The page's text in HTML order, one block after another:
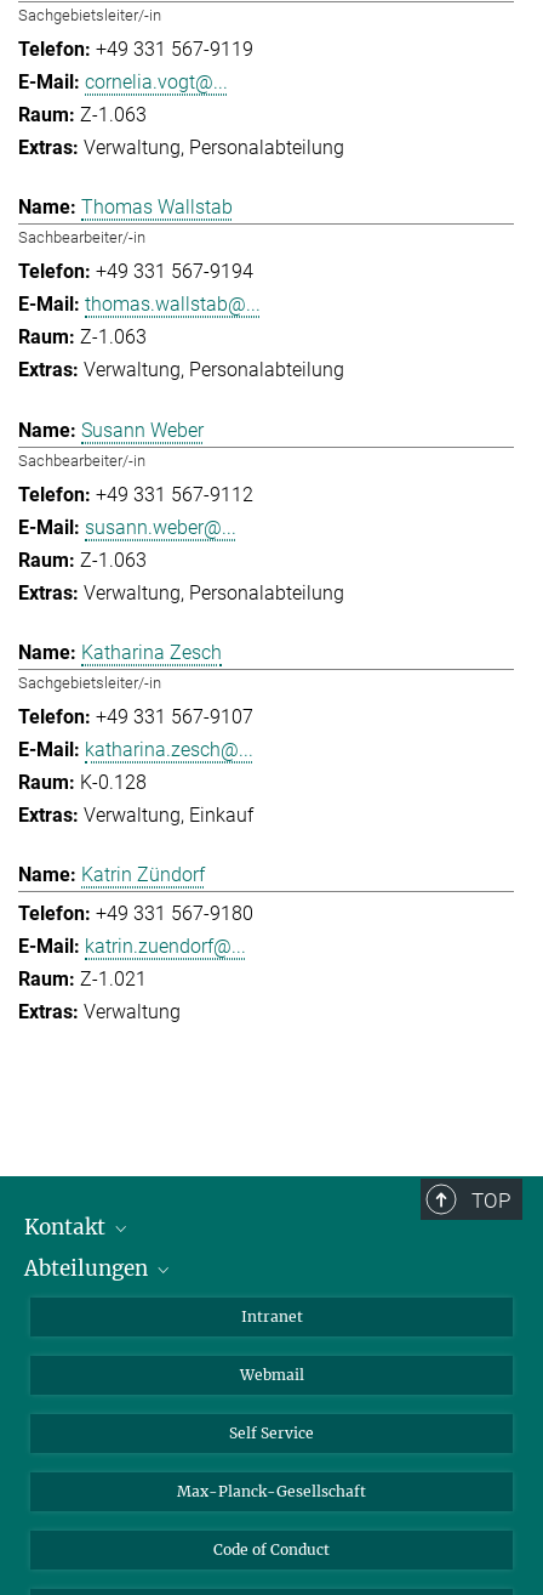
Sachgebietsleiter/-in
+49 331 567-9119
cornelia.vogt@...
Z-1.063
Verwaltung Personalabteilung
Thomas Wallstab
Sachbearbeiter/-in
+49 331 567-9194
thomas.wallstab@...
Z-1.063
Verwaltung Personalabteilung
Susann Weber
Sachbearbeiter/-in
+49 331 567-9112
susann.weber@...
Z-1.063
Verwaltung Personalabteilung
Katharina Zesch
Sachgebietsleiter/-in
+49 331 567-9107
katharina.zesch@...
K-0.128
Verwaltung Einkauf
Katrin Zündorf
+49 331 567-9180
katrin.zuendorf@...
Z-1.021
Verwaltung
TOP
Kontakt
Mitarbeiterverzeichnis
Abteilungen
Biomolekulare Systeme
Kolloidchemie
Nachhaltige und Bio-inspirierte Materialien
Intranet
Webmail
Self Service
Max-Planck-Gesellschaft
Code of Conduct